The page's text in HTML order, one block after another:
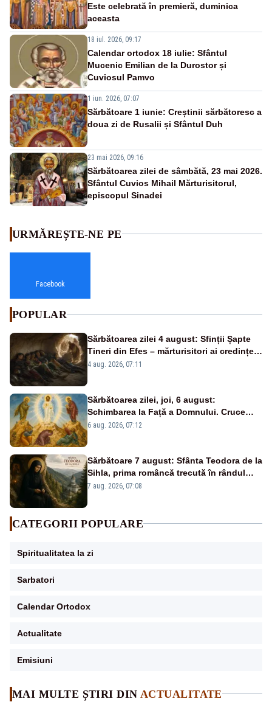
Este celebrată în premieră, duminica
aceasta
18 iul. 2026, 09:17
Calendar ortodox 18 iulie: Sfântul
Mucenic Emilian de la Durostor și
Cuviosul Pamvo
1 iun. 2026, 07:07
Sărbătoare 1 iunie: Creștinii sărbătoresc a
doua zi de Rusalii și Sfântul Duh
23 mai 2026, 09:16
Sărbătoarea zilei de sâmbătă, 23 mai 2026.
Sfântul Cuvios Mihail Mărturisitorul,
episcopul Sinadei
MAI MULTE ȘTIRI DIN ACTUALITATE
URMĂREȘTE-NE PE
Facebook
POPULAR
Sărbătoarea zilei 4 august: Sfinții Șapte
Tineri din Efes – mărturisitori ai credinței
și ai Învierii
4 aug. 2026, 07:11
Sărbătoarea zilei, joi, 6 august:
Schimbarea la Față a Domnului. Cruce
roșie în calendar și dezlegare la pește
6 aug. 2026, 07:12
Sărbătoare 7 august: Sfânta Teodora de la
Sihla, prima româncă trecută în rândul
sfinților
7 aug. 2026, 07:08
CATEGORII POPULARE
Spiritualitatea la zi
Sarbatori
Calendar Ortodox
Actualitate
Emisiuni